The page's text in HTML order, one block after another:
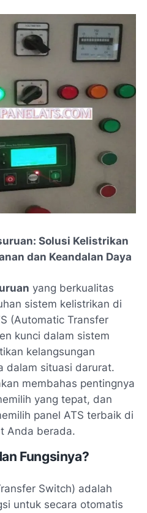
Solusi Kelistrikan
dan Keandalan Daya
yang berkualitas
sistem kelistrikan di
(Automatic Transfer
kunci dalam sistem
kelangsungan
dalam situasi darurat.
membahas pentingnya
yang tepat, dan
panel ATS terbaik di
Anda berada.
Fungsinya?
Switch) adalah
untuk secara otomatis